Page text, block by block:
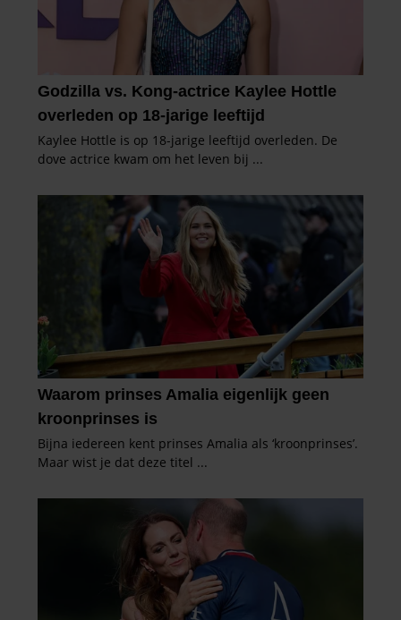
gaat akkoord met onze cookies als u onze website blijft